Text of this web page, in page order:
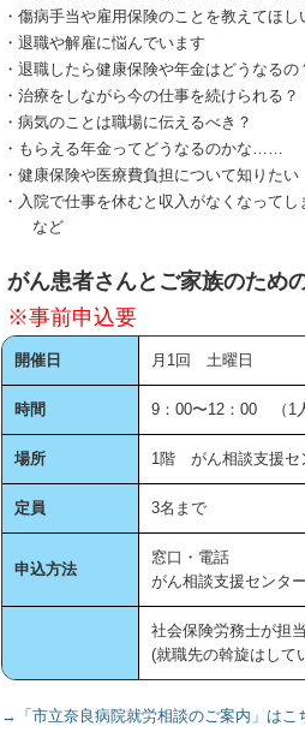
・傷病手当や雇用保険のことを教えてほし
・退職や解雇に悩んでいます
・退職したら健康保険や年金はどうなるの
・治療をしながら今の仕事を続けられる？
・病気のことは職場に伝えるべき？
・もらえる年金ってどうなるのかな……
・健康保険や医療費負担について知りたい
・入院で仕事を休むと収入がなくなってし
など
がん患者さんとご家族のため
※事前申込要
開催日 月1回 土曜日
時間 9：00〜12：00 （1
場所 1階 がん相談支援セ
定員 3名まで
申込方法
窓口・電話
がん相談支援センタ
社会保険労務士が担
(就職先の斡旋はして
→「市立奈良病院就労相談のご案内」はこ